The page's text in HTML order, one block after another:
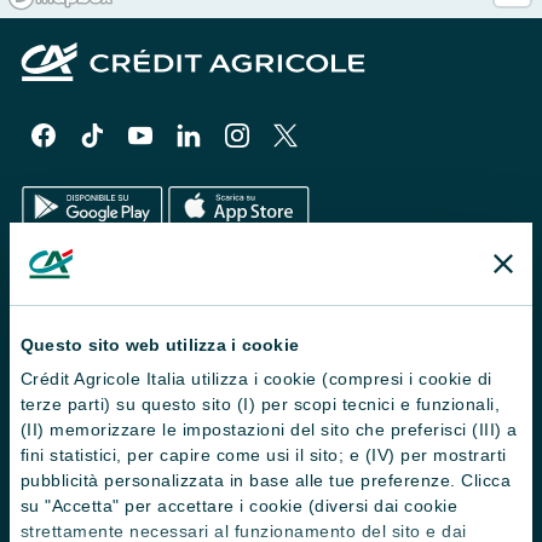
Questo sito web utilizza i cookie
Crédit Agricole Italia utilizza i cookie (compresi i cookie di
terze parti) su questo sito (I) per scopi tecnici e funzionali,
(II) memorizzare le impostazioni del sito che preferisci (III) a
fini statistici, per capire come usi il sito; e (IV) per mostrarti
pubblicità personalizzata in base alle tue preferenze. Clicca
su "Accetta" per accettare i cookie (diversi dai cookie
strettamente necessari al funzionamento del sito e dai
Trova filiali
Contattaci
Domande frequenti
Successioni
Servizi e pagamenti digitali